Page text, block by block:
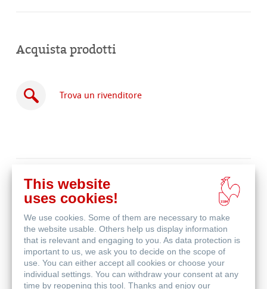
Acquista prodotti
Trova un rivenditore
online
Prodotti correlati
This website
uses cookies!
We use cookies. Some of them are necessary to make
the website usable. Others help us display information
that is relevant and engaging to you. As data protection is
important to us, we ask you to decide on the scope of
use. You can either accept all cookies or choose your
individual settings. You can withdraw your consent at any
time by reopening this tool. Thanks and enjoy our